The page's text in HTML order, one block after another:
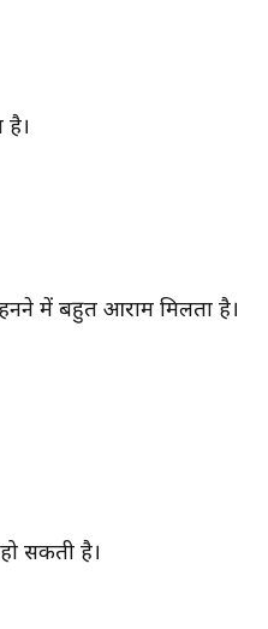
है।
में बहुत आराम मिलता है।
सकती है।